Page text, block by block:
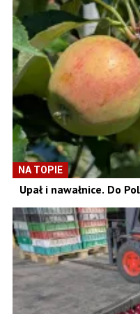
NA TOPIE
Upał i nawałnice. Do